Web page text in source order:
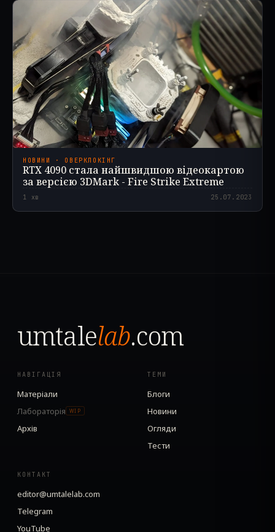
НОВИНИ · ОВЕРКЛОКІНГ
RTX 4090 стала найшвидшою відеокартою
за версією 3DMark - Fire Strike Extreme
1 хв 25.07.2023
umtalelab.com
НАВІГАЦІЯ
Матеріали
Лабораторія
WIP
Архів
ТЕМИ
Блоги
Новини
Огляди
Тести
КОНТАКТ
editor@umtalelab.com
Telegram
YouTube